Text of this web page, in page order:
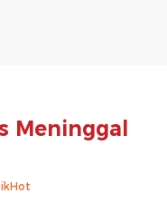
Meninggal